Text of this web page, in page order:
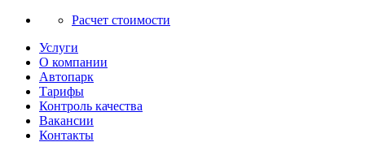
Расчет стоимости
Услуги
О компании
Автопарк
Тарифы
Контроль качества
Вакансии
Контакты